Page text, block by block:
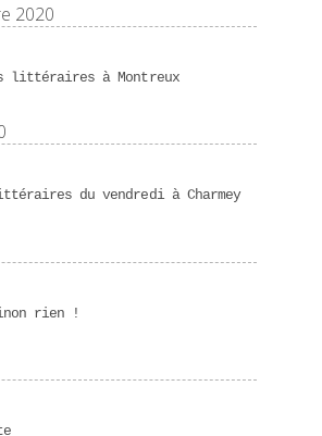
2020
littéraires à Montreux
du vendredi à Charmey
rien !